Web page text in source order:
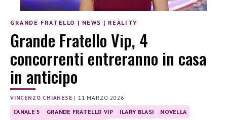
GRANDE FRATELLO | NEWS | REALITY
Grande Fratello Vip, 4
concorrenti entreranno in casa
in anticipo
VINCENZO CHIANESE | 11 MARZO 2026
CANALE 5 GRANDE FRATELLO VIP ILARY BLASI
NOVELLA